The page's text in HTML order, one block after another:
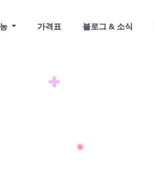
가격표 블로그 & 소식